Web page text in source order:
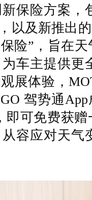
保险方案，
以及新推出
险”，旨在
车主提供
展体验，
驾势通
即可免费获
容应对天气